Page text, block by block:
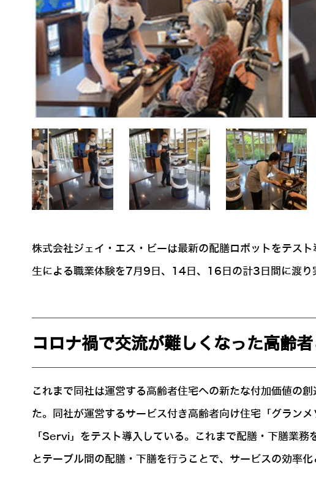
株式会社ジェイ・エス・ビーは最新の配膳ロボットをテス
生による職業体験を7月9日、14日、16日の計3日間に渡り
コロナ禍で交流が難しくなった高齢
これまで同社は運営する高齢者住宅への新たな付加価値の
た。同社が運営するサービス付き高齢者向け住宅「グラン
「Servi」をテスト導入している。これまで配膳・下膳業
とテーブル間の配膳・下膳を行うことで、サービスの効率